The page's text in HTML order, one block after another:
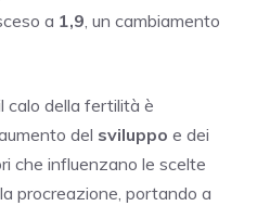
a 1,9, un cambiamento
calo della fertilità è
del sviluppo e dei
che influenzano le scelte
procreazione, portando a